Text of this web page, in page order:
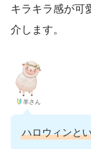
キラキラ感が可
介します。
羊さん
ハロウィンと